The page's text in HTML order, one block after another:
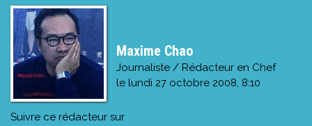
Maxime Chao
Journaliste / Rédacteur en Chef
le lundi 27 octobre 2008, 8:10
Suivre ce rédacteur sur